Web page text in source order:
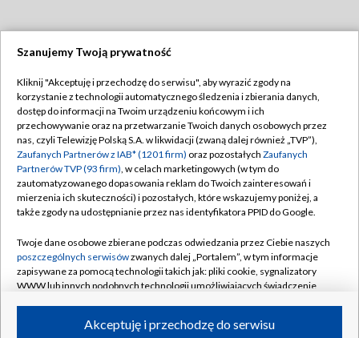
TVP
Abonament TVP
Emisja w TVP
Centrum informacji TVP
Naziemna Telewizja Cyfrowa
Rada Programowa
System NOS
Informacje o nadawcy
Program dla prasy
Regulamin TVP
Polityka prywatności
Moje zgody
Pomoc
Kontakt
Kanały
Szanujemy Twoją prywatność
Kliknij "Akceptuję i przechodzę do serwisu", aby wyrazić zgody na
korzystanie z technologii automatycznego śledzenia i zbierania danych,
dostęp do informacji na Twoim urządzeniu końcowym i ich
przechowywanie oraz na przetwarzanie Twoich danych osobowych przez
nas, czyli Telewizję Polską S.A. w likwidacji (zwaną dalej również „TVP”),
Zaufanych Partnerów z IAB* (1201 firm) oraz pozostałych Zaufanych
Partnerów TVP (93 firm), w celach marketingowych (w tym do
zautomatyzowanego dopasowania reklam do Twoich zainteresowań i
mierzenia ich skuteczności) i pozostałych, które wskazujemy poniżej, a
także zgody na udostępnianie przez nas identyfikatora PPID do Google.
Twoje dane osobowe zbierane podczas odwiedzania przez Ciebie naszych
poszczególnych serwisówzwanych dalej „Portalem”, w tym informacje
zapisywane za pomocą technologii takich jak: pliki cookie, sygnalizatory
WWW lub innych podobnych technologii umożliwiających świadczenie
ruchu w Internecie.Akceptuję i przechodzę do serwisu